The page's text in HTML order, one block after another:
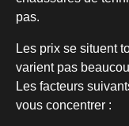
pas.
Les prix se situent
varient pas
Les facteurs
vous concentrer :